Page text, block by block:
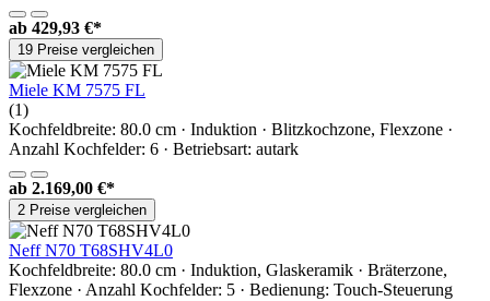
ab 429,93 €*
19 Preise vergleichen
Miele KM 7575 FL
(1)
Kochfeldbreite: 80.0 cm · Induktion · Blitzkochzone, Flexzone ·
Anzahl Kochfelder: 6 · Betriebsart: autark
ab 2.169,00 €*
2 Preise vergleichen
Neff N70 T68SHV4L0
Kochfeldbreite: 80.0 cm · Induktion, Glaskeramik · Bräterzone,
Flexzone · Anzahl Kochfelder: 5 · Bedienung: Touch-Steuerung